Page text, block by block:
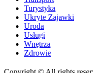
Turystyka
Ukryte Zajawki
Uroda
Usługi
Wnętrza
Zdrowie